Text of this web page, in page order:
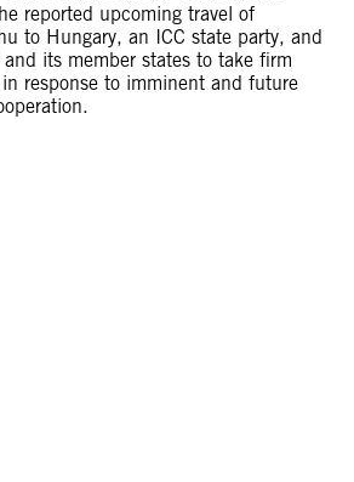
reported upcoming travel of
to Hungary, an ICC state party, and
its member states to take firm
response to imminent and future